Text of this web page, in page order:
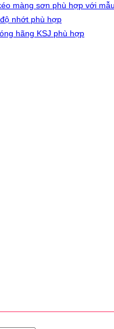
màng sơn phù hợp với
nhớt phù hợp
hãng KSJ phù hợp